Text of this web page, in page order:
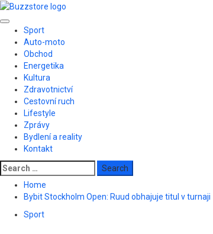
Skip
content
Primary
Menu
Sport
Auto-moto
Obchod
Energetika
Kultura
Zdravotnictví
Cestovní ruch
Lifestyle
Zprávy
Bydlení a reality
Kontakt
Search
for:
Home
Bybit Stockholm Open: Ruud obhajuje titul v turnaji
Sport